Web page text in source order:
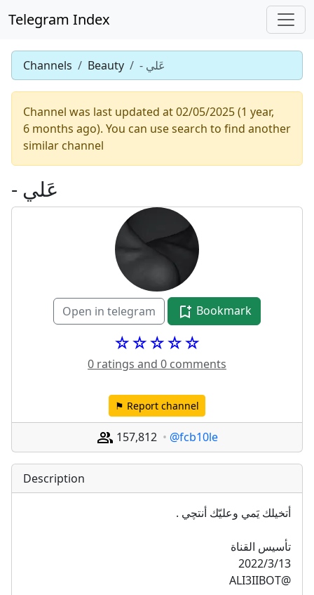
Telegram Index
Channels Beauty - عَلي
Channel was last updated at 02/05/2025 (1 year,
6 months ago). You can use search to find another
similar channel
- عَلي
Open in telegram Bookmark
☆☆☆☆☆
0 ratings and 0 comments
⚑ Report channel
157,812 @fcb10le
Description
أتخيلك يَمي وعليّك أنتچي .
تأسيس القناة
2022/3/13
@ALI3IIBOT